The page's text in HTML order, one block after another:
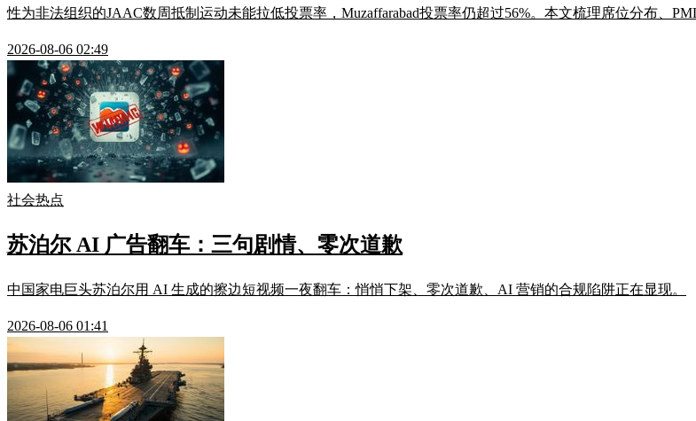
性为非法组织的JAAC数周抵制运动未能拉低投票率，Muzaffarabad投票率仍超过56%。本文梳理席位分布、
2026-08-06 02:49
社会热点
苏泊尔 AI 广告翻车：三句剧情、零次道歉
中国家电巨头苏泊尔用 AI 生成的擦边短视频一夜翻车：悄悄下架、零次道歉、AI 营销的合规陷阱正在显现。
2026-08-06 01:41